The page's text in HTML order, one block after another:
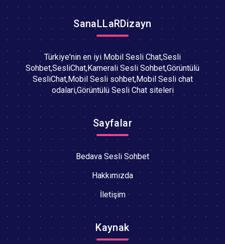
SanaLLaRDizayn
Türkiye'nin en iyi Mobil Sesli Chat,Sesli
Sohbet,SesliChat,Kamerali Sesli Sohbet,Görüntülü
SesliChat,Mobil Sesli sohbet,Mobil Sesli chat
odalari,Görüntülü Sesli Chat siteleri
Sayfalar
Bedava Sesli Sohbet
Hakkımızda
İletişim
Kaynak